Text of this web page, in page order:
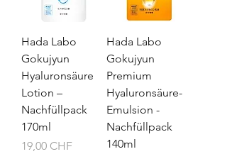
Hada Labo
Gokujyun
Hyaluronsäure
Lotion –
Nachfüllpack
170ml
Preis
19,00 CHF
Hada Labo
Gokujyun
Premium
Hyaluronsäure-
Emulsion -
Nachfüllpack
140ml